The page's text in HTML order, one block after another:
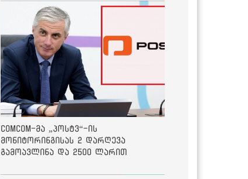
ComCom-მა „პოსტვ“-ის
მონიტორინგისას 2 დარღევა
გამოავლინა და 2500 ლარით